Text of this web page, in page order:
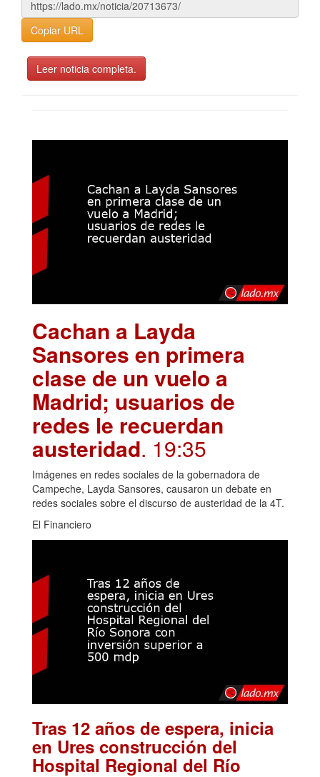
Copiar URL
Leer noticia completa.
Cachan a Layda
Sansores en primera
clase de un vuelo a
Madrid; usuarios de
redes le recuerdan
austeridad. 19:35
Imágenes en redes sociales de la gobernadora de
Campeche, Layda Sansores, causaron un debate en
redes sociales sobre el discurso de austeridad de la 4T.
El Financiero
Tras 12 años de espera, inicia
en Ures construcción del
Hospital Regional del Río